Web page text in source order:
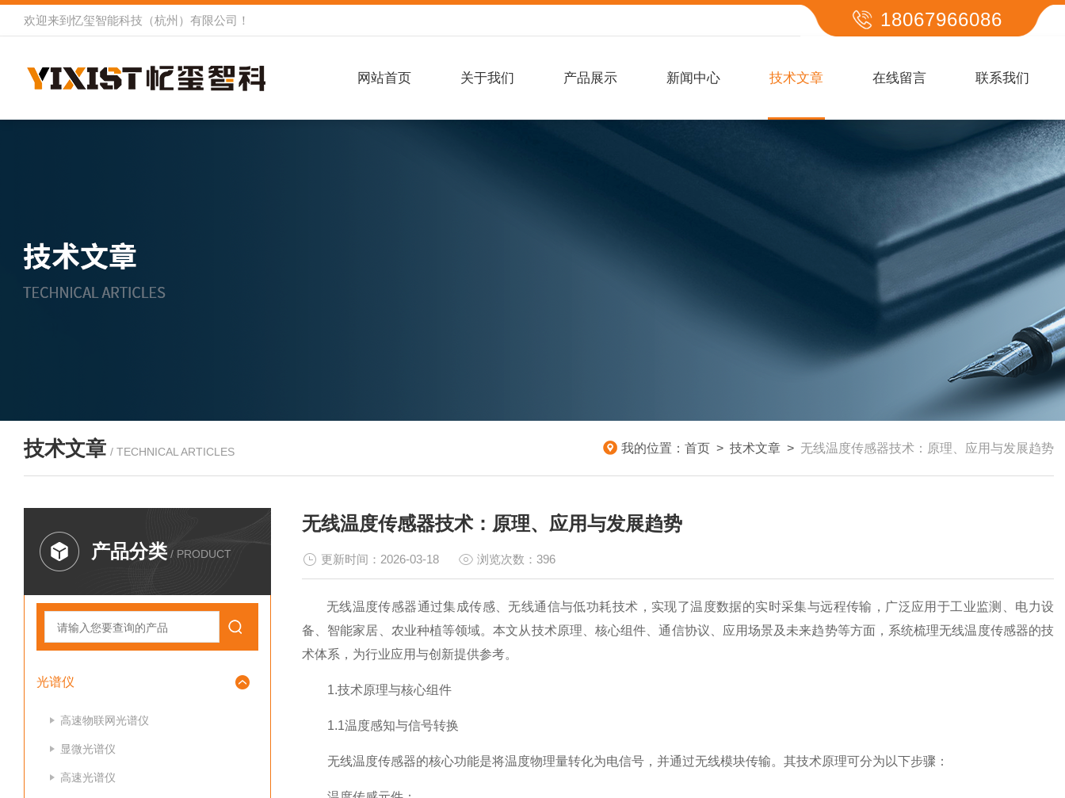
欢迎来到 忆玺智能科技（杭州）有限公司 ！ 18067966086
网站首页 关于我们 产品展示 新闻中心 技术文章 在线留言 联系我们
技术文章 / TECHNICAL ARTICLES 我的位置： 首页 > 技术文章 > 无线温度传感器技术：原理、应用与发展趋势
产品分类 / PRODUCT
光谱仪
高速物联网光谱仪
显微光谱仪
高速光谱仪
无线温度传感器技术：原理、应用与发展趋势
更新时间：2026-03-18 浏览次数：396
无线温度传感器通过集成传感、无线通信与低功耗技术，实现了温度数据的实时采集与远程传输，广泛应用于工业监测、电力设
备、智能家居、农业种植等领域。本文从技术原理、核心组件、通信协议、应用场景及未来趋势等方面，系统梳理无线温度传感器的技
术体系，为行业应用与创新提供参考。
1.技术原理与核心组件
1.1温度感知与信号转换
无线温度传感器的核心功能是将温度物理量转化为电信号，并通过无线模块传输。其技术原理可分为以下步骤：